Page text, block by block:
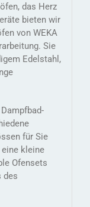
das Herz
bieten wir
von WEKA
Sie
Edelstahl,
für Sie
kleine
Ofensets
des